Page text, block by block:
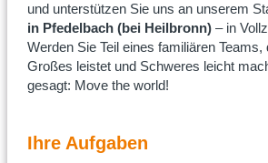
und unterstützen Sie uns an unserem
in Pfedelbach (bei Heilbronn)– in
Werden Sie Teil eines familiären
Großes leistet und Schweres leicht
gesagt: Move the world!
Ihre Aufgaben